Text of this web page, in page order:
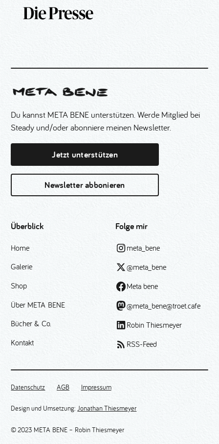
Du kannst META BENE unterstützen. Werde Mitglied bei
Steady und/oder abonniere meinen Newsletter.
Jetzt unterstützen
Newsletter abbonieren
Überblick
Home
Galerie
Shop
Über META BENE
Bücher & Co.
Kontakt
Folge mir
meta_bene
@meta_bene
Meta bene
@meta_bene@troet.cafe
Robin Thiesmeyer
RSS-Feed
© 2023 META BENE – Robin Thiesmeyer
Design und Umsetzung:Jonathan Thiesmeyer
Datenschutz AGB Impressum